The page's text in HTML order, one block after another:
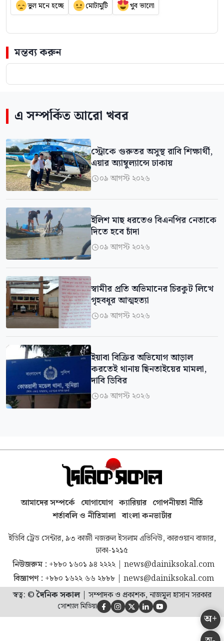
ভুল মনে হচ্ছে মোটামুটি খুব ভালো
মন্তব্য করুন
এ সম্পর্কিত আরো খবর
স্ট্রোকে গুরুতর অসুস্থ রাবি শিক্ষার্থী,
এয়ার অ্যাম্বুল্যান্সে ঢাকায়
০৯ আগস্ট ২০২৬
ইলিশ মাছ ধরতেও বিএনপির নেতাকে
দিতে হবে চাঁদা
০৯ আগস্ট ২০২৬
স্বামীর প্রতি অভিমানের চিরকুট লিখে
গৃহবধূর আত্মহত্যা
০৯ আগস্ট ২০২৬
ইয়াবা বিক্রির অভিযোগ আড়াল
করতেই থানায় ছিনতাইয়ের মামলা,
দাবি ডিবির
০৯ আগস্ট ২০২৬
অ+
আমাদের সম্পর্কে যোগাযোগ ক্যারিয়ার গোপনীয়তা নীতি
শর্তাবলি ও নীতিমালা বাংলা কনভার্টার
ইডিবি ট্রেড সেন্টার, ৯৩ কাজী নজরুল ইসলাম এভিনিউ, কারওয়ান বাজার,
ঢাকা-১২১৫
নিউজরুম : +৮৮০ ১৬০১ ৯৪ ২২২২| news@dainiksokal.com
বিজ্ঞাপণ : +৮৮০ ১৬২২ ৬৬ ২৮৮৮| news@dainiksokal.com
স্বত্ব: ©দৈনিক সকাল| সম্পাদক ও প্রকাশক, নাজমুল হাসান সরকার
সোশ্যাল মিডিয়া     